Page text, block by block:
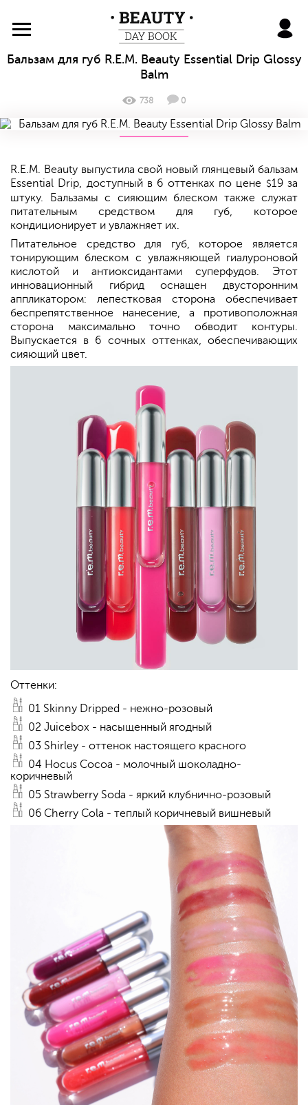
BeautyDayBook
Бальзам для губ R.E.M. Beauty Essential Drip Glossy
Balm
738 0
R.E.M. Beauty выпустила свой новый глянцевый бальзам
Essential Drip, доступный в 6 оттенках по цене $19 за
штуку. Бальзамы с сияющим блеском также служат
питательным средством для губ, которое
кондиционирует и увлажняет их.
Питательное средство для губ, которое является
тонирующим блеском с увлажняющей гиалуроновой
кислотой и антиоксидантами суперфудов. Этот
инновационный гибрид оснащен двусторонним
аппликатором: лепестковая сторона обеспечивает
беспрепятственное нанесение, а противоположная
сторона максимально точно обводит контуры.
Выпускается в 6 сочных оттенках, обеспечивающих
сияющий цвет.
Оттенки:
01 Skinny Dripped - нежно-розовый
02 Juicebox - насыщенный ягодный
03 Shirley - оттенок настоящего красного
04 Hocus Cocoa - молочный шоколадно-
коричневый
05 Strawberry Soda - яркий клубнично-розовый
06 Cherry Cola - теплый коричневый вишневый